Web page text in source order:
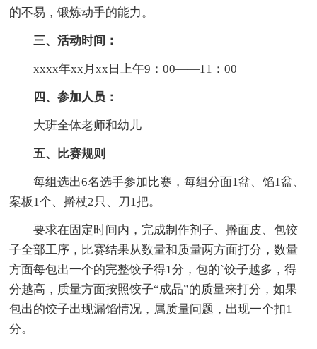
的不易，锻炼动手的能力。
三、活动时间：
xxxx年xx月xx日上午9：00——11：00
四、参加人员：
大班全体老师和幼儿
五、比赛规则
每组选出6名选手参加比赛，每组分面1盆、馅1盆、
案板1个、擀杖2只、刀1把。
要求在固定时间内，完成制作剂子、擀面皮、包饺
子全部工序，比赛结果从数量和质量两方面打分，数量
方面每包出一个的完整饺子得1分，包的`饺子越多，得
分越高，质量方面按照饺子“成品”的质量来打分，如果
包出的饺子出现漏馅情况，属质量问题，出现一个扣1
分。